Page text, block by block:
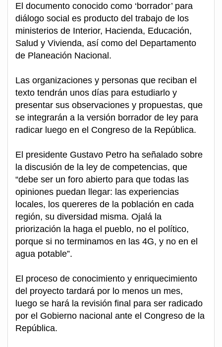
El documento conocido como ‘borrador’ para
diálogo social es producto del trabajo de los
ministerios de Interior, Hacienda, Educación,
Salud y Vivienda, así como del Departamento
de Planeación Nacional.
Las organizaciones y personas que reciban el
texto tendrán unos días para estudiarlo y
presentar sus observaciones y propuestas, que
se integrarán a la versión borrador de ley para
radicar luego en el Congreso de la República.
El presidente Gustavo Petro ha señalado sobre
la discusión de la ley de competencias, que
“debe ser un foro abierto para que todas las
opiniones puedan llegar: las experiencias
locales, los quereres de la población en cada
región, su diversidad misma. Ojalá la
priorización la haga el pueblo, no el político,
porque si no terminamos en las 4G, y no en el
agua potable”.
El proceso de conocimiento y enriquecimiento
del proyecto tardará por lo menos un mes,
luego se hará la revisión final para ser radicado
por el Gobierno nacional ante el Congreso de la
República.